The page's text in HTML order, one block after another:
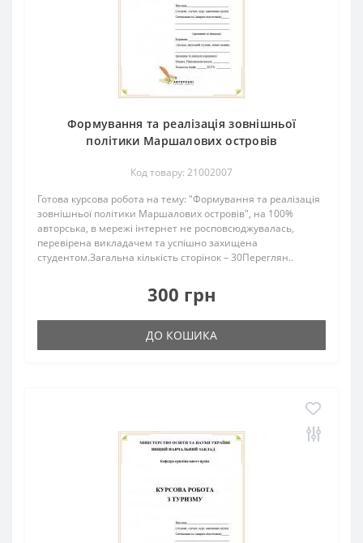
Формування та реалізація зовнішньої
політики Маршалових островів
Код товару: 21002007
Готова курсова робота на тему: "Формування та реалізація
зовнішньої політики Маршалових островів", на 100%
авторська, в мережі інтернет не росповсюджувалась,
перевірена викладачем та успішно захищена
студентом.Загальна кількість сторінок – 30Переглян..
300 грн
ДО КОШИКА